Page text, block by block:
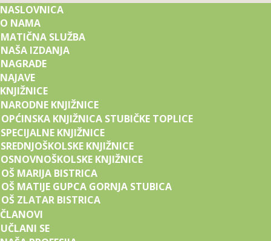
NASLOVNICA
O NAMA
MATIČNA SLUŽBA
NAŠA IZDANJA
NAGRADE
NAJAVE
KNJIŽNICE
NARODNE KNJIŽNICE
OPĆINSKA KNJIŽNICA STUBIČKE TOPLICE
SPECIJALNE KNJIŽNICE
SREDNJOŠKOLSKE KNJIŽNICE
OSNOVNOŠKOLSKE KNJIŽNICE
OŠ MARIJA BISTRICA
OŠ MATIJE GUPCA GORNJA STUBICA
OŠ ZLATAR BISTRICA
ČLANOVI
UČLANI SE